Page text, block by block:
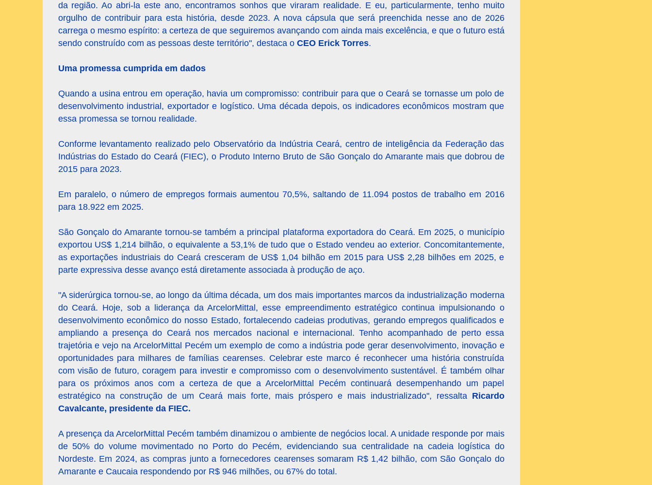
da região. Ao abri-la este ano, encontramos sonhos que viraram realidade. E eu, particularmente, tenho muito
orgulho de contribuir para esta história, desde 2023. A nova cápsula que será preenchida nesse ano de 2026
carrega o mesmo espírito: a certeza de que seguiremos avançando com ainda mais excelência, e que o futuro está
sendo construído com as pessoas deste território", destaca o CEO Erick Torres.
Uma promessa cumprida em dados
Quando a usina entrou em operação, havia um compromisso: contribuir para que o Ceará se tornasse um polo de
desenvolvimento industrial, exportador e logístico. Uma década depois, os indicadores econômicos mostram que
essa promessa se tornou realidade.
Conforme levantamento realizado pelo Observatório da Indústria Ceará, centro de inteligência da Federação das
Indústrias do Estado do Ceará (FIEC), o Produto Interno Bruto de São Gonçalo do Amarante mais que dobrou de
2015 para 2023.
Em paralelo, o número de empregos formais aumentou 70,5%, saltando de 11.094 postos de trabalho em 2016
para 18.922 em 2025.
São Gonçalo do Amarante tornou-se também a principal plataforma exportadora do Ceará. Em 2025, o município
exportou US$ 1,214 bilhão, o equivalente a 53,1% de tudo que o Estado vendeu ao exterior. Concomitantemente,
as exportações industriais do Ceará cresceram de US$ 1,04 bilhão em 2015 para US$ 2,28 bilhões em 2025, e
parte expressiva desse avanço está diretamente associada à produção de aço.
"A siderúrgica tornou-se, ao longo da última década, um dos mais importantes marcos da industrialização moderna
do Ceará. Hoje, sob a liderança da ArcelorMittal, esse empreendimento estratégico continua impulsionando o
desenvolvimento econômico do nosso Estado, fortalecendo cadeias produtivas, gerando empregos qualificados e
ampliando a presença do Ceará nos mercados nacional e internacional. Tenho acompanhado de perto essa
trajetória e vejo na ArcelorMittal Pecém um exemplo de como a indústria pode gerar desenvolvimento, inovação e
oportunidades para milhares de famílias cearenses. Celebrar este marco é reconhecer uma história construída
com visão de futuro, coragem para investir e compromisso com o desenvolvimento sustentável. É também olhar
para os próximos anos com a certeza de que a ArcelorMittal Pecém continuará desempenhando um papel
estratégico na construção de um Ceará mais forte, mais próspero e mais industrializado", ressalta Ricardo
Cavalcante, presidente da FIEC.
A presença da ArcelorMittal Pecém também dinamizou o ambiente de negócios local. A unidade responde por mais
de 50% do volume movimentado no Porto do Pecém, evidenciando sua centralidade na cadeia logística do
Nordeste. Em 2024, as compras junto a fornecedores cearenses somaram R$ 1,42 bilhão, com São Gonçalo do
Amarante e Caucaia respondendo por R$ 946 milhões, ou 67% do total.